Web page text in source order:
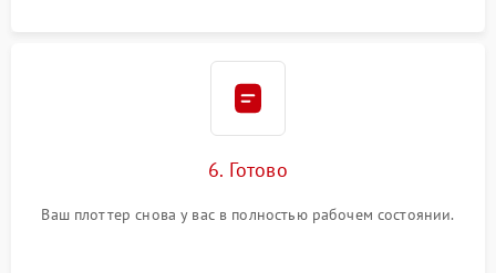
6. Готово
Ваш плоттер снова у вас в полностью рабочем состоянии.